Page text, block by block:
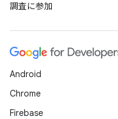
調査に参加
Android
Chrome
Firebase